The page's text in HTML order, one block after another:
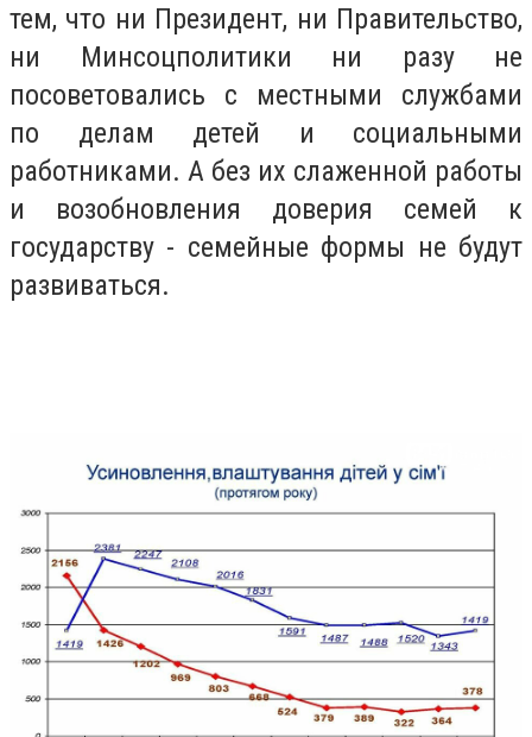
тем, что ни Президент, ни Правительство,
ни Минсоцполитики ни разу не
посоветовались с местными службами
по делам детей и социальными
работниками. А без их слаженной работы
и возобновления доверия семей к
государству - семейные формы не будут
развиваться.